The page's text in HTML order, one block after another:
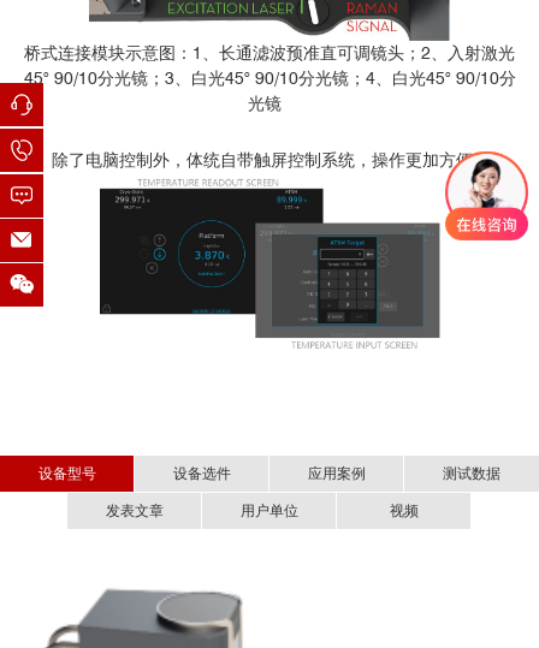
桥式连接模块示意图：1、长通滤波预准直可调镜头；2、入射激光
45° 90/10分光镜；3、白光45° 90/10分光镜；4、白光45° 90/10分
光镜
除了电脑控制外，体统自带触屏控制系统，操作更加方便。
设备型号 设备选件 应用案例 测试数据
发表文章 用户单位 视频
■ 超精细低温显微拉曼系统在二维材
料研究方面的应用